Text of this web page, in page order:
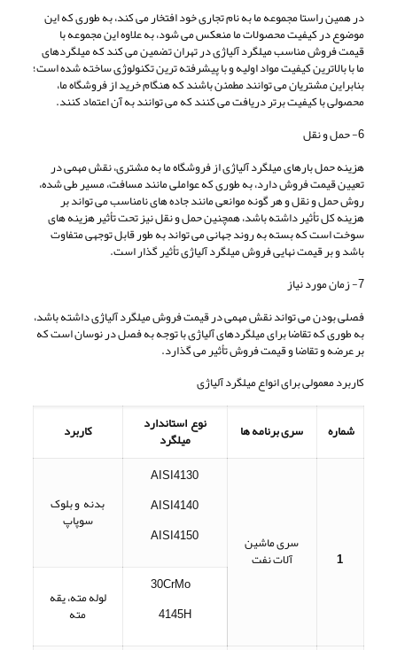
در همین راستا مجموعه ما به نام تجاری خود افتخار می کند، به طوری که این
موضوع در کیفیت محصولات ما منعکس می شود، به علاوه این مجموعه با
قیمت فروش مناسب میلگرد آلیاژی در تهران تضمین می کند که میلگردهای
ما با بالاترین کیفیت مواد اولیه و با پیشرفته ترین تکنولوژی ساخته شده است؛
بنابراین مشتریان می توانند مطمئن باشند که هنگام خرید از فروشگاه ما،
محصولی با کیفیت برتر دریافت می کنند که می توانند به آن اعتماد کنند.
6- حمل و نقل
هزینه حمل بارهای میلگرد آلیاژی از فروشگاه ما به مشتری، نقش مهمی در
تعیین قیمت فروش دارد، به طوری که عواملی مانند مسافت، مسیر طی شده،
روش حمل و نقل و هر گونه موانعی مانند جاده های نامناسب می تواند بر
هزینه کل تأثیر داشته باشد، همچنین حمل و نقل نیز تحت تأثیر هزینه های
سوخت است که بسته به روند جهانی می تواند به طور قابل توجهی متفاوت
باشد و بر قیمت نهایی فروش میلگرد آلیاژی تأثیر گذار است.
7- زمان مورد نیاز
فصلی بودن می تواند نقش مهمی در قیمت فروش میلگرد آلیاژی داشته باشد،
به طوری که تقاضا برای میلگردهای آلیاژی با توجه به فصل در نوسان است که
بر عرضه و تقاضا و قیمت فروش تأثیر می گذارد.
کاربرد معمولی برای انواع میلگرد آلیاژی
شماره سری برنامه ها نوع استاندارد
میلگرد کاربرد
1
سری ماشین
آلات نفت
AISI4130
AISI4140
AISI4150
بدنه و بلوک
سوپاپ
30CrMo
4145H
لوله مته، یقه
مته